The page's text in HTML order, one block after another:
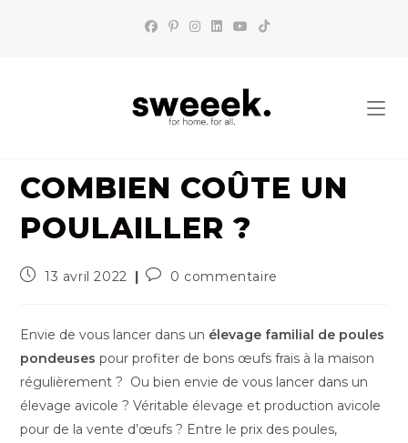
COMBIEN COÛTE UN
POULAILLER ?
Publication
13 avril 2022
Commentaires
publication :
0 commentaire
Envie de vous lancer dans un élevage familial de poules
pondeuses pour profiter de bons œufs frais à la maison
régulièrement ? Ou bien envie de vous lancer dans un
élevage avicole ? Véritable élevage et production avicole
pour de la vente d’œufs ? Entre le prix des poules,